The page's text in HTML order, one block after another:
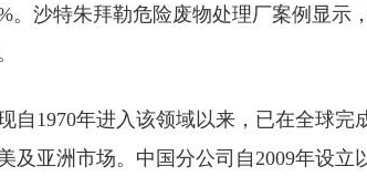
。沙特朱拜勒危险废物处理厂案例显
自1970年进入该领域以来，已在全球
及亚洲市场。中国分公司自2009年设立